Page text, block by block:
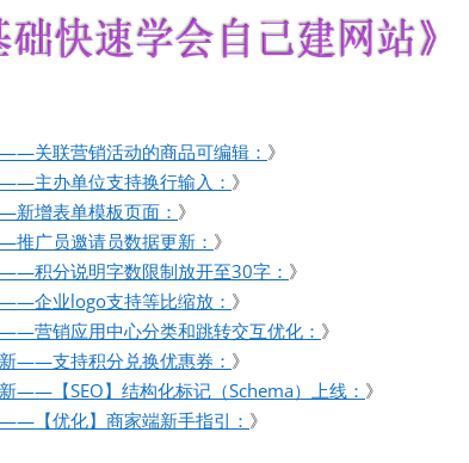
关联营销活动的商品可编辑： 》
主办单位支持换行输入： 》
新增表单模板页面： 》
推广员邀请员数据更新： 》
积分说明字数限制放开至30字： 》
企业logo支持等比缩放： 》
营销应用中心分类和跳转交互优化： 》
——支持积分兑换优惠券： 》
——【SEO】结构化标记（Schema）上线： 》
【优化】商家端新手指引： 》